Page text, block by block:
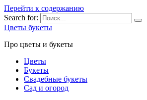
Перейти к содержанию
Search for:
Цветы букеты
Про цветы и букеты
Цветы
Букеты
Свадебные букеты
Сад и огород